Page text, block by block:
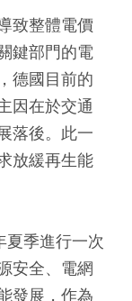
致整體電價
鍵部門的電
德國目前的
因在於交通
落後。此一
放緩再生能
季進行一次
安全、電網
發展，作為